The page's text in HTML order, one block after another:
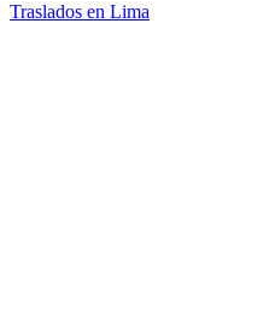
Traslados en Lima